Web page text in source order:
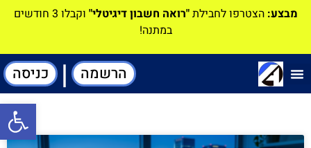
מבצע: הצטרפו לחבילת"רואה חשבון דיגיטלי"
וקבלו 3 חודשים
במתנה!
הרשמה | כניסה
פתח